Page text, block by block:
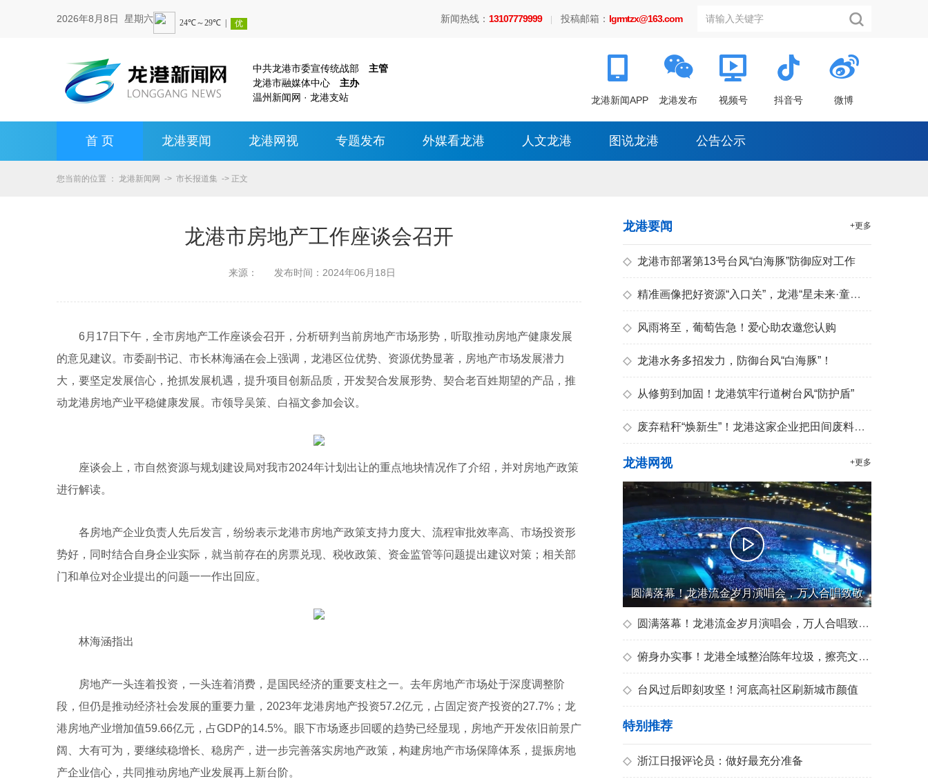
2026年8月8日 星期六 新闻热线： 13107779999 投稿邮箱： lgrmtzx@163.com
中共龙港市委宣传统战部 主管
龙港市融媒体中心 主办
温州新闻网 · 龙港支站
龙港新闻APP 龙港发布 视频号 抖音号 微博
首 页 龙港要闻 龙港网视 专题发布 外媒看龙港 人文龙港 图说龙港 公告公示
您当前的位置 ： 龙港新闻网 -> 市长报道集 -> 正文
龙港市房地产工作座谈会召开
来源： 发布时间： 2024年06月18日
6月17日下午，全市房地产工作座谈会召开，分析研判当前房地产市场形势，听取推动房地产健康发展
的意见建议。市委副书记、市长林海涵在会上强调，龙港区位优势、资源优势显著，房地产市场发展潜力
大，要坚定发展信心，抢抓发展机遇，提升项目创新品质，开发契合发展形势、契合老百姓期望的产品，推
动龙港房地产业平稳健康发展。市领导吴策、白福文参加会议。
座谈会上，市自然资源与规划建设局对我市2024年计划出让的重点地块情况作了介绍，并对房地产政策
进行解读。
各房地产企业负责人先后发言，纷纷表示龙港市房地产政策支持力度大、流程审批效率高、市场投资形
势好，同时结合自身企业实际，就当前存在的房票兑现、税收政策、资金监管等问题提出建议对策；相关部
门和单位对企业提出的问题一一作出回应。
林海涵指出
房地产一头连着投资，一头连着消费，是国民经济的重要支柱之一。去年房地产市场处于深度调整阶
段，但仍是推动经济社会发展的重要力量，2023年龙港房地产投资57.2亿元，占固定资产投资的27.7%；龙
港房地产业增加值59.66亿元，占GDP的14.5%。眼下市场逐步回暖的趋势已经显现，房地产开发依旧前景广
阔、大有可为，要继续稳增长、稳房产，进一步完善落实房地产政策，构建房地产市场保障体系，提振房地
产企业信心，共同推动房地产业发展再上新台阶。
+更多
龙港要闻
◇ 龙港市部署第13号台风“白海豚”防御应对工作
◇ 精准画像把好资源“入口关”，龙港“星未来·童心筑梦”暑期托管创作营点亮儿童素养之光
◇ 风雨将至，葡萄告急！爱心助农邀您认购
◇ 龙港水务多招发力，防御台风“白海豚”！
◇ 从修剪到加固！龙港筑牢行道树台风“防护盾”
◇ 废弃秸秆“焕新生”！龙港这家企业把田间废料变成优质有机肥
+更多
龙港网视
圆满落幕！龙港流金岁月演唱会，万人合唱致敬
青春
◇ 圆满落幕！龙港流金岁月演唱会，万人合唱致敬青春
◇ 俯身办实事！龙港全域整治陈年垃圾，擦亮文明底色
◇ 台风过后即刻攻坚！河底高社区刷新城市颜值
特别推荐
◇ 浙江日报评论员：做好最充分准备